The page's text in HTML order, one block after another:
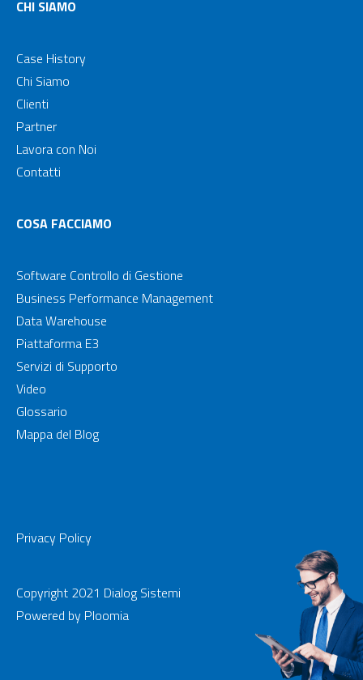
CHI SIAMO
Case History
Chi Siamo
Clienti
Partner
Lavora con Noi
Contatti
COSA FACCIAMO
Software Controllo di Gestione
Business Performance Management
Data Warehouse
Piattaforma E3
Servizi di Supporto
Video
Glossario
Mappa del Blog
Privacy Policy
Copyright 2021 Dialog Sistemi
Powered by Ploomia